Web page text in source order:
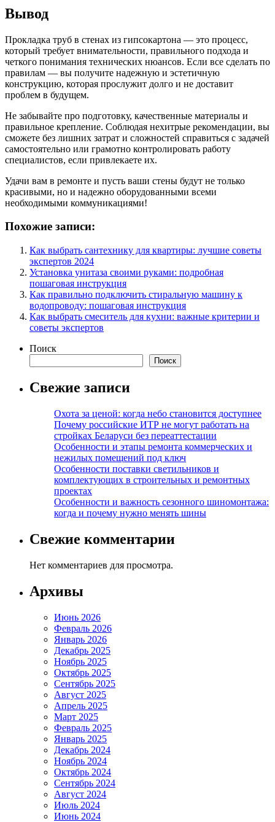
Вывод
Прокладка труб в стенах из гипсокартона — это процесс,
который требует внимательности, правильного подхода и
четкого понимания технических нюансов. Если все сделать по
правилам — вы получите надежную и эстетичную
конструкцию, которая прослужит долго и не доставит
проблем в будущем.
Не забывайте про подготовку, качественные материалы и
правильное крепление. Соблюдая нехитрые рекомендации, вы
сможете без лишних затрат и сложностей справиться с задачей
самостоятельно или грамотно контролировать работу
специалистов, если привлекаете их.
Удачи вам в ремонте и пусть ваши стены будут не только
красивыми, но и надежно оборудованными всеми
необходимыми коммуникациями!
Похожие записи:
Как выбрать сантехнику для квартиры: лучшие советы
экспертов 2024
Установка унитаза своими руками: подробная
пошаговая инструкция
Как правильно подключить стиральную машину к
водопроводу: пошаговая инструкция
Как выбрать смеситель для кухни: важные критерии и
советы экспертов
Поиск
Поиск
Свежие записи
Охота за ценой: когда небо становится доступнее
Почему российские ИТР не могут работать на
стройках Беларуси без переаттестации
Особенности и этапы ремонта коммерческих и
нежилых помещений под ключ
Особенности поставки светильников и
комплектующих в строительных и ремонтных
проектах
Особенности и важность сезонного шиномонтажа:
когда и почему нужно менять шины
Свежие комментарии
Нет комментариев для просмотра.
Архивы
Июнь 2026
Февраль 2026
Январь 2026
Декабрь 2025
Ноябрь 2025
Октябрь 2025
Сентябрь 2025
Август 2025
Апрель 2025
Март 2025
Февраль 2025
Январь 2025
Декабрь 2024
Ноябрь 2024
Октябрь 2024
Сентябрь 2024
Август 2024
Июль 2024
Июнь 2024